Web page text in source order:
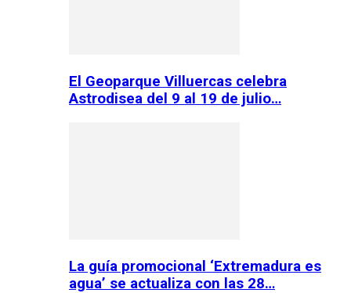
El Geoparque Villuercas celebra
Astrodisea del 9 al 19 de julio…
La guía promocional ‘Extremadura es
agua’ se actualiza con las 28…